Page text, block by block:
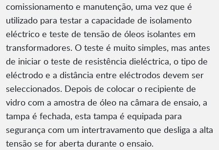
comissionamento e manutenção, uma vez que é
utilizado para testar a capacidade de isolamento
eléctrico e teste de tensão de óleos isolantes em
transformadores. O teste é muito simples, mas antes
de iniciar o teste de resistência dieléctrica, o tipo de
eléctrodo e a distância entre eléctrodos devem ser
seleccionados. Depois de colocar o recipiente de
vidro com a amostra de óleo na câmara de ensaio, a
tampa é fechada, esta tampa é equipada para
segurança com um intertravamento que desliga a alta
tensão se for aberta durante o ensaio.